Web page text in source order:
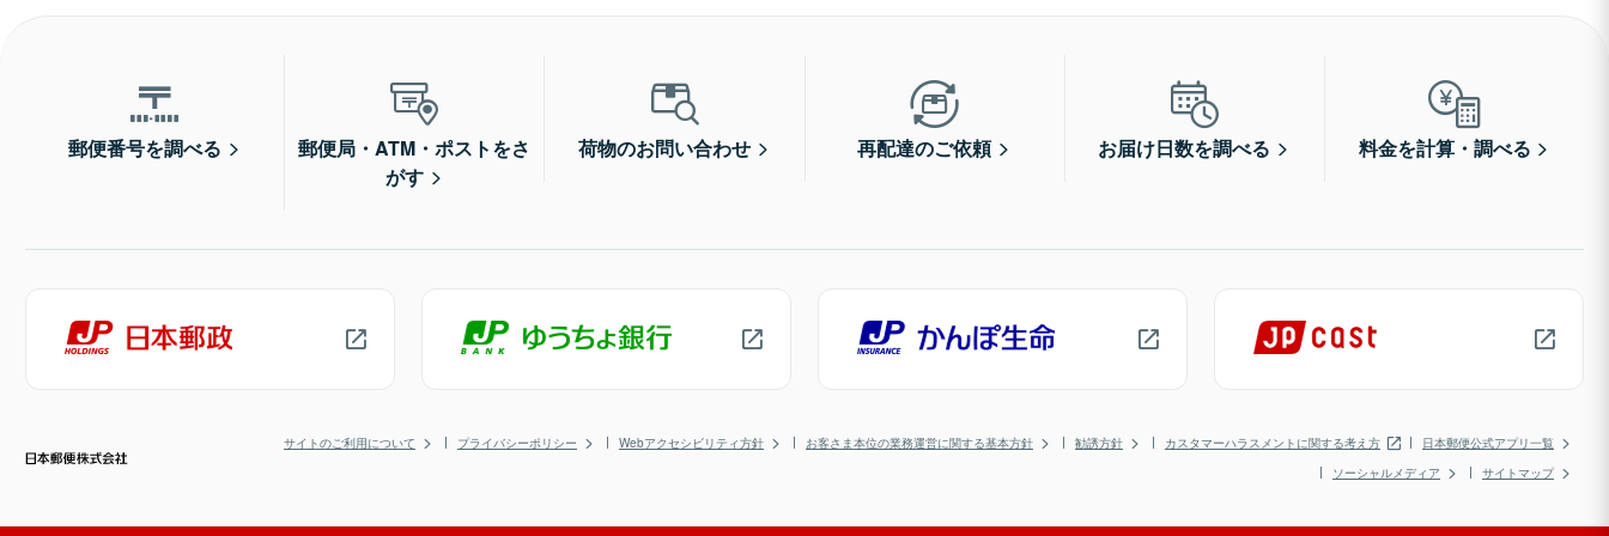
郵便番号を調べる
郵便局・ATM・ポストをさ
がす
荷物のお問い合わせ 再配達のご依頼 お届け日数を調べる 料金を計算・調べる
サイトのご利用について プライバシーポリシー Webアクセシビリティ方針 お客さま本位の業務運営に関する基本方針 勧誘方針 カスタマーハラスメントに関する考え方
日本郵便公式アプリ一覧
ソーシャルメディア
サイトマップ